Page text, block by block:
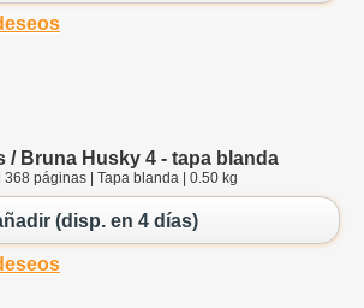
/ Bruna Husky 4 - tapa blanda
páginas | Tapa blanda | 0.50 kg
(disp. en 4 días)